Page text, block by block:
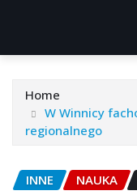
Home
W Winnicy
regionalnego
INNE NAUKA